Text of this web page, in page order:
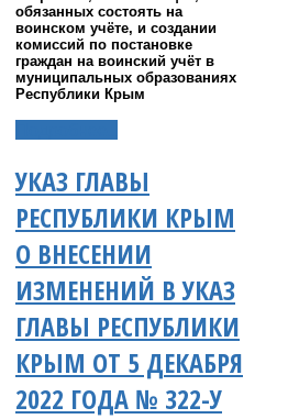
обязанных состоять на
воинском учёте, и создании
комиссий по постановке
граждан на воинский учёт в
муниципальных образованиях
Республики Крым
УКАЗ ГЛАВЫ
РЕСПУБЛИКИ КРЫМ
О ВНЕСЕНИИ
ИЗМЕНЕНИЙ В УКАЗ
ГЛАВЫ РЕСПУБЛИКИ
КРЫМ ОТ 5 ДЕКАБРЯ
2022 ГОДА № 322-У